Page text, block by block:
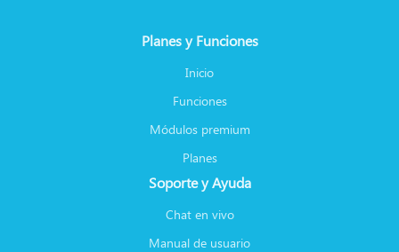
Planes y Funciones
Inicio
Funciones
Módulos premium
Planes
Soporte y Ayuda
Chat en vivo
Manual de usuario